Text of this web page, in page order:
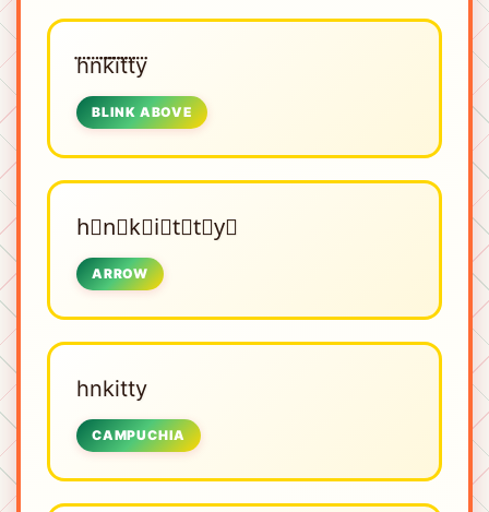
h⃜n⃜k⃜i⃜t⃜t⃜y⃜
BLINK ABOVE
h⃗n⃗k⃗i⃗t⃗t⃗y⃗
ARROW
hnkitty
CAMPUCHIA